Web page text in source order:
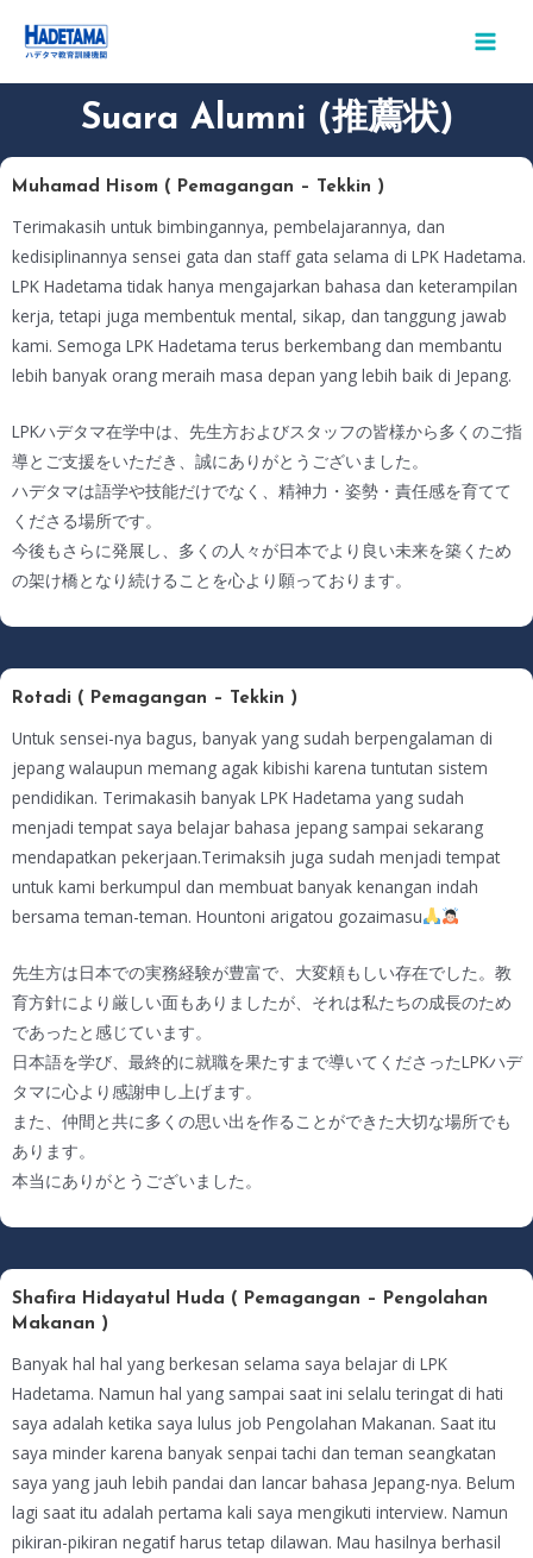
Suara Alumni (推薦状)
Muhamad Hisom ( Pemagangan – Tekkin )
Terimakasih untuk bimbingannya, pembelajarannya, dan
kedisiplinannya sensei gata dan staff gata selama di LPK Hadetama.
LPK Hadetama tidak hanya mengajarkan bahasa dan keterampilan
kerja, tetapi juga membentuk mental, sikap, dan tanggung jawab
kami. Semoga LPK Hadetama terus berkembang dan membantu
lebih banyak orang meraih masa depan yang lebih baik di Jepang.
LPKハデタマ在学中は、先生方およびスタッフの皆様から多くのご指
導とご支援をいただき、誠にありがとうございました。
ハデタマは語学や技能だけでなく、精神力・姿勢・責任感を育てて
くださる場所です。
今後もさらに発展し、多くの人々が日本でより良い未来を築くため
の架け橋となり続けることを心より願っております。
Rotadi ( Pemagangan – Tekkin )
Untuk sensei-nya bagus, banyak yang sudah berpengalaman di
jepang walaupun memang agak kibishi karena tuntutan sistem
pendidikan. Terimakasih banyak LPK Hadetama yang sudah
menjadi tempat saya belajar bahasa jepang sampai sekarang
mendapatkan pekerjaan.Terimaksih juga sudah menjadi tempat
untuk kami berkumpul dan membuat banyak kenangan indah
bersama teman-teman. Hountoni arigatou gozaimasu
先生方は日本での実務経験が豊富で、大変頼もしい存在でした。教
育方針により厳しい面もありましたが、それは私たちの成長のため
であったと感じています。
日本語を学び、最終的に就職を果たすまで導いてくださったLPKハデ
タマに心より感謝申し上げます。
また、仲間と共に多くの思い出を作ることができた大切な場所でも
あります。
本当にありがとうございました。
Shafira Hidayatul Huda ( Pemagangan – Pengolahan
Makanan )
Banyak hal hal yang berkesan selama saya belajar di LPK
Hadetama. Namun hal yang sampai saat ini selalu teringat di hati
saya adalah ketika saya lulus job Pengolahan Makanan. Saat itu
saya minder karena banyak senpai tachi dan teman seangkatan
saya yang jauh lebih pandai dan lancar bahasa Jepang-nya. Belum
lagi saat itu adalah pertama kali saya mengikuti interview. Namun
pikiran-pikiran negatif harus tetap dilawan. Mau hasilnya berhasil